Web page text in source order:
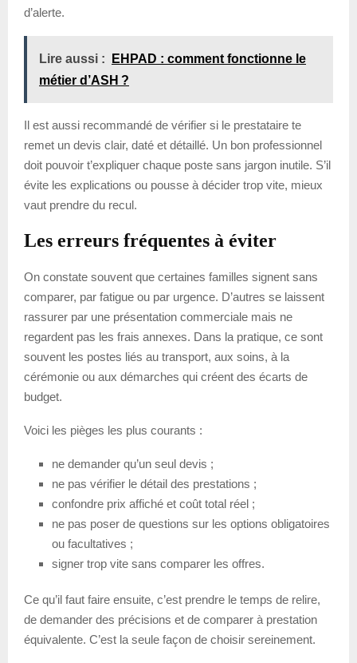
d’alerte.
Lire aussi :
EHPAD : comment fonctionne le
métier d’ASH ?
Il est aussi recommandé de vérifier si le prestataire te
remet un devis clair, daté et détaillé. Un bon professionnel
doit pouvoir t’expliquer chaque poste sans jargon inutile. S’il
évite les explications ou pousse à décider trop vite, mieux
vaut prendre du recul.
Les erreurs fréquentes à éviter
On constate souvent que certaines familles signent sans
comparer, par fatigue ou par urgence. D’autres se laissent
rassurer par une présentation commerciale mais ne
regardent pas les frais annexes. Dans la pratique, ce sont
souvent les postes liés au transport, aux soins, à la
cérémonie ou aux démarches qui créent des écarts de
budget.
Voici les pièges les plus courants :
ne demander qu’un seul devis ;
ne pas vérifier le détail des prestations ;
confondre prix affiché et coût total réel ;
ne pas poser de questions sur les options obligatoires
ou facultatives ;
signer trop vite sans comparer les offres.
Ce qu’il faut faire ensuite, c’est prendre le temps de relire,
de demander des précisions et de comparer à prestation
équivalente. C’est la seule façon de choisir sereinement.